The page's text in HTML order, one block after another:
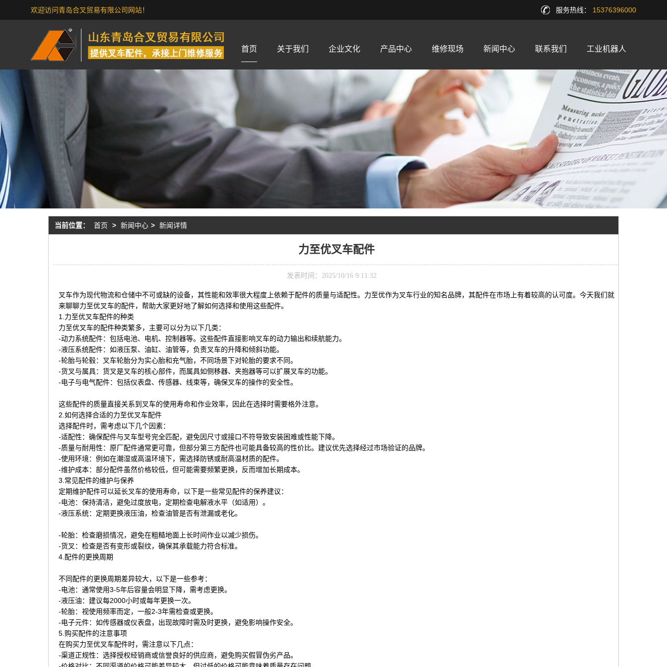
欢迎访问青岛合叉贸易有限公司网站！ 服务热线： 15376396000
首页 关于我们 企业文化 产品中心 维修现场 新闻中心 联系我们 工业机器人
当前位置： 首页 > 新闻中心 > 新闻详情
力至优叉车配件
发表时间：2025/10/16 9:11:32
叉车作为现代物流和仓储中不可或缺的设备，其性能和效率很大程度上依赖于配件的质量与适配性。力至优作为叉车行业的知名品牌，其配件在市场上有着较高的认可度。今天我们就
来聊聊力至优叉车的配件，帮助大家更好地了解如何选择和使用这些配件。
1.力至优叉车配件的种类
力至优叉车的配件种类繁多，主要可以分为以下几类：
-动力系统配件：包括电池、电机、控制器等。这些配件直接影响叉车的动力输出和续航能力。
-液压系统配件：如液压泵、油缸、油管等，负责叉车的升降和倾斜功能。
-轮胎与轮毂：叉车轮胎分为实心胎和充气胎，不同场景下对轮胎的要求不同。
-货叉与属具：货叉是叉车的核心部件，而属具如侧移器、夹抱器等可以扩展叉车的功能。
-电子与电气配件：包括仪表盘、传感器、线束等，确保叉车的操作的安全性。
这些配件的质量直接关系到叉车的使用寿命和作业效率，因此在选择时需要格外注意。
2.如何选择合适的力至优叉车配件
选择配件时，需考虑以下几个因素：
-适配性：确保配件与叉车型号完全匹配，避免因尺寸或接口不符导致安装困难或性能下降。
-质量与耐用性：原厂配件通常更可靠，但部分第三方配件也可能具备较高的性价比。建议优先选择经过市场验证的品牌。
-使用环境：例如在潮湿或高温环境下，需选择防锈或耐高温材质的配件。
-维护成本：部分配件虽然价格较低，但可能需要频繁更换，反而增加长期成本。
3.常见配件的维护与保养
定期维护配件可以延长叉车的使用寿命，以下是一些常见配件的保养建议：
-电池：保持清洁，避免过度放电，定期检查电解液水平（如适用）。
-液压系统：定期更换液压油，检查油管是否有泄漏或老化。
-轮胎：检查磨损情况，避免在粗糙地面上长时间作业以减少损伤。
-货叉：检查是否有变形或裂纹，确保其承载能力符合标准。
4.配件的更换周期
不同配件的更换周期差异较大，以下是一些参考：
-电池：通常使用3-5年后容量会明显下降，需考虑更换。
-液压油：建议每2000小时或每年更换一次。
-轮胎：视使用频率而定，一般2-3年需检查或更换。
-电子元件：如传感器或仪表盘，出现故障时需及时更换，避免影响操作安全。
5.购买配件的注意事项
在购买力至优叉车配件时，需注意以下几点：
-渠道正规性：选择授权经销商或信誉良好的供应商，避免购买假冒伪劣产品。